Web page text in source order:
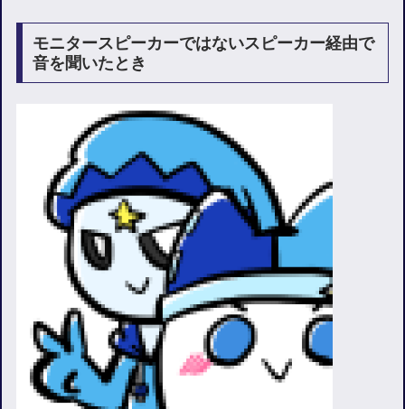
モニタースピーカーではないスピーカー経由で
音を聞いたとき